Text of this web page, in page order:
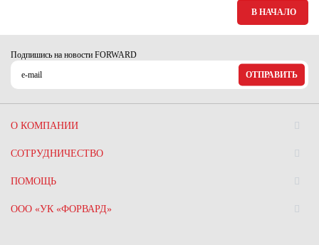
В НАЧАЛО
Подпишись на новости FORWARD
ОТПРАВИТЬ
О КОМПАНИИ
СОТРУДНИЧЕСТВО
ПОМОЩЬ
ООО «УК «ФОРВАРД»